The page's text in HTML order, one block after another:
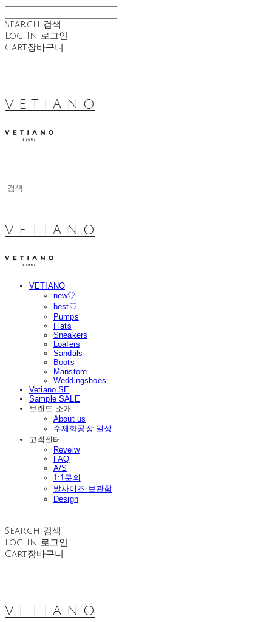
Search 검색
Log In 로그인
Cart장바구니
V E T I A N O
V E T I A N O
VETIANO
new♡
best♡
Pumps
Flats
Sneakers
Loafers
Sandals
Boots
Manstore
Weddingshoes
Vetiano SE
Sample SALE
브랜드 소개
About us
수제화공장 일상
고객센터
Reveiw
FAQ
A/S
1:1문의
발사이즈 보관함
Design
Search 검색
Log In 로그인
Cart장바구니
V E T I A N O